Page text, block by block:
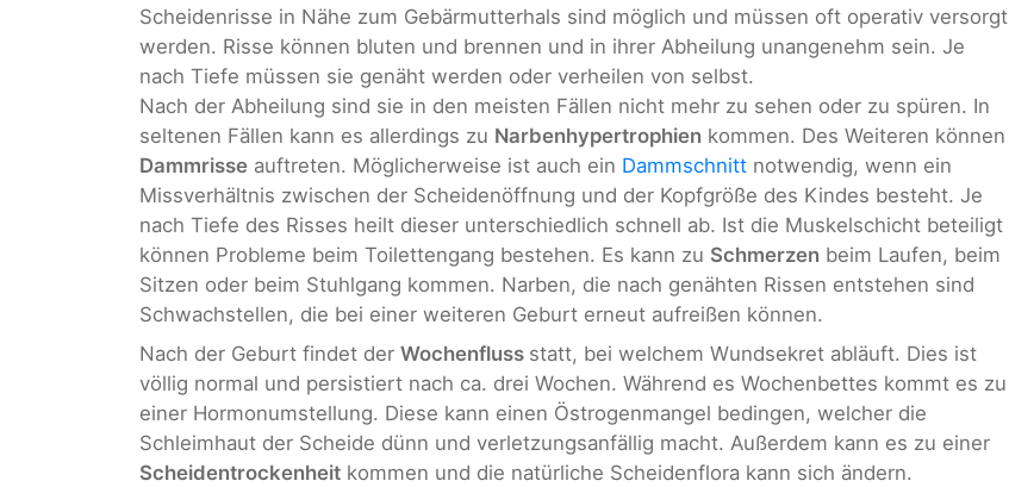
Scheidenrisse in Nähe zum Gebärmutterhals sind möglich und müssen oft operativ versorgt
werden. Risse können bluten und brennen und in ihrer Abheilung unangenehm sein. Je
nach Tiefe müssen sie genäht werden oder verheilen von selbst.
Nach der Abheilung sind sie in den meisten Fällen nicht mehr zu sehen oder zu spüren. In
seltenen Fällen kann es allerdings zu Narbenhypertrophien kommen. Des Weiteren können
Dammrisse auftreten. Möglicherweise ist auch ein Dammschnitt notwendig, wenn ein
Missverhältnis zwischen der Scheidenöffnung und der Kopfgröße des Kindes besteht. Je
nach Tiefe des Risses heilt dieser unterschiedlich schnell ab. Ist die Muskelschicht beteiligt
können Probleme beim Toilettengang bestehen. Es kann zu Schmerzen beim Laufen, beim
Sitzen oder beim Stuhlgang kommen. Narben, die nach genähten Rissen entstehen sind
Schwachstellen, die bei einer weiteren Geburt erneut aufreißen können.
Nach der Geburt findet der Wochenfluss statt, bei welchem Wundsekret abläuft. Dies ist
völlig normal und persistiert nach ca. drei Wochen. Während es Wochenbettes kommt es zu
einer Hormonumstellung. Diese kann einen Östrogenmangel bedingen, welcher die
Schleimhaut der Scheide dünn und verletzungsanfällig macht. Außerdem kann es zu einer
Scheidentrockenheit kommen und die natürliche Scheidenflora kann sich ändern.